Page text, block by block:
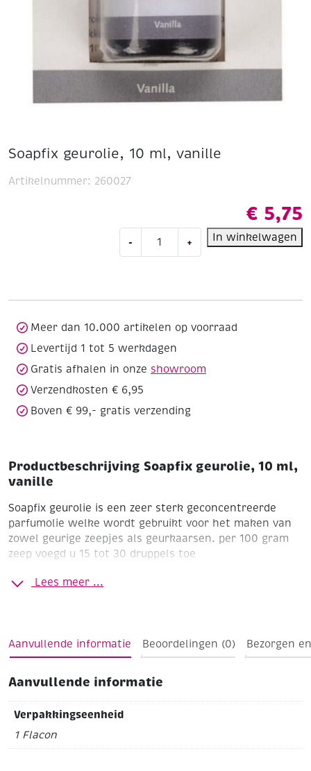
Soapfix geurolie, 10 ml, vanille
€ 5,75
-
geurolie,
+ In winkelwagen
Artikelnummer: 260027
Meer dan 10.000 artikelen op voorraad
Levertijd 1 tot 5 werkdagen
Gratis afhalen in onze showroom
Verzendkosten € 6,95
Boven € 99,- gratis verzending
Productbeschrijving Soapfix geurolie, 10 ml,
vanille
Soapfix geurolie is een zeer sterk geconcentreerde
parfumolie welke wordt gebruikt voor het maken van
zowel geurige zeepjes als geurkaarsen. per 100 gram
zeep voegd u 15 tot 30 druppels toe
VanilleFlacon 10 ml
Lees meer ...
Aanvullende informatie Beoordelingen (0) Bezorgen
Aanvullende informatie
Verpakkingseenheid
1 Flacon